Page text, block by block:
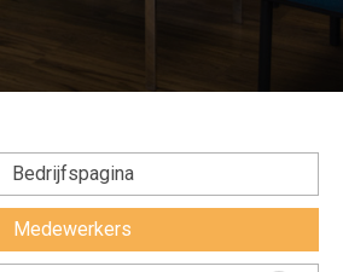
Veelgestelde vragen
Bedrijfspagina
Medewerkers